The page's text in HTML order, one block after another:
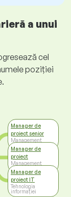
a unui
cel
poziției
Manager de
proiect senior
Management
Manager de
proiect
Management
Manager de
proiect IT
Tehnologia
informației